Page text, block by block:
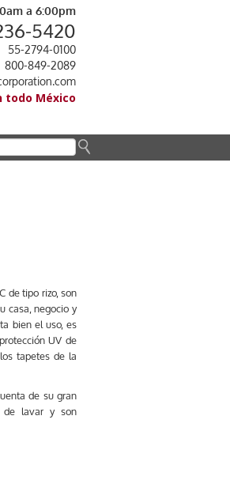
a 6:00pm
5420
55-2794-0100
800-849-2089
todo México
de tipo rizo, son
casa, negocio y
bien el uso, es
UV de
tapetes de la
de su gran
de lavar y son